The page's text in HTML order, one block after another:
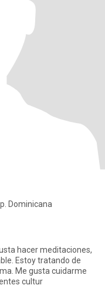
Dominicana
hacer meditaciones,
Estoy tratando de
Me gusta cuidarme
cultur